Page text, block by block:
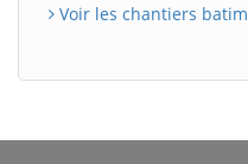
Voir les chantiers